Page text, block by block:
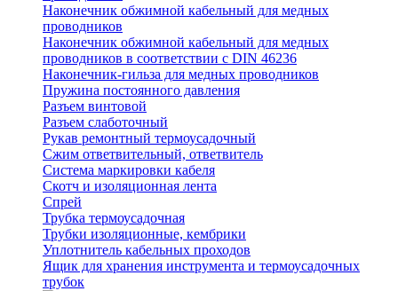
Наконечник обжимной кабельный для медных
проводников
Наконечник обжимной кабельный для медных
проводников в соответствии с DIN 46236
Наконечник-гильза для медных проводников
Пружина постоянного давления
Разъем винтовой
Разъем слаботочный
Рукав ремонтный термоусадочный
Сжим ответвительный, ответвитель
Система маркировки кабеля
Скотч и изоляционная лента
Спрей
Трубка термоусадочная
Трубки изоляционные, кембрики
Уплотнитель кабельных проходов
Ящик для хранения инструмента и термоусадочных
трубок